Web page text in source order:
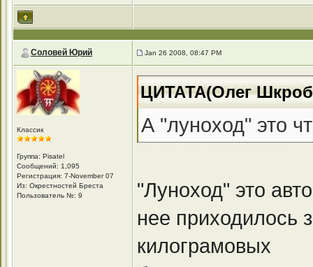
Соловей Юрий Jan 26 2008, 08:47 PM
Классик
Группа: Pisatel
Сообщений: 1,095
Регистрация: 7-November 07
Из: Окрестностей Бреста
Пользователь №: 9
ЦИТАТА(Олег
А "луноход" это
"Луноход" это
нее приходилось
килограмовых